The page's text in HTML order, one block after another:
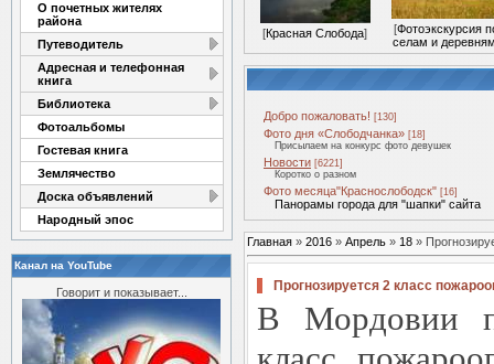
О почетных жителях
района
Путеводитель
Адресная и телефонная
книга
Библиотека
Фотоальбомы
Гостевая книга
Землячество
Доска объявлений
Народный эпос
Канал на YouTube
Говорит и показывает...
[Красная Слобода] [Фотоэкскурсия
селам и
Добро пожаловать! [130]
Фото дня «Слободчанка» [18]
Присылаем на конкурс фото девушек
Новости [6221]
Коротко о разном
Фото месяца"Краснослободск" [16]
Панорамы города для "шапки" сайта
Главная » 2016 » Апрель » 18 »
Прогнозируется 2 класс
В Мордовии